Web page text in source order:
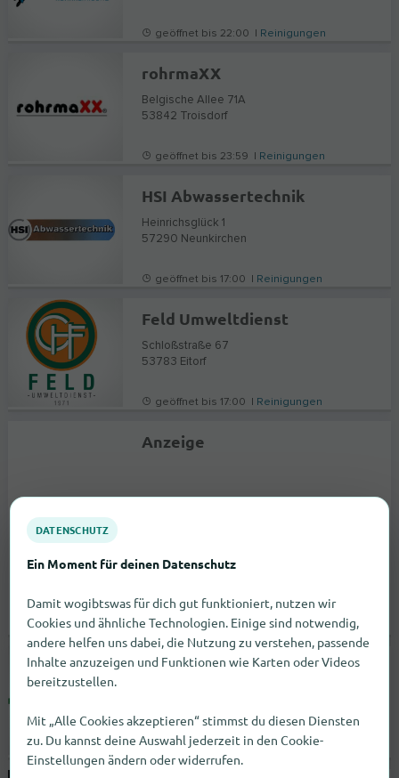
geöffnet bis 22:00 | Reinigungen
rohrmaXX
Belgische Allee 71A
53842 Troisdorf
geöffnet bis 23:59 | Reinigungen
HSI Abwassertechnik
Heinrichsglück 1
57290 Neunkirchen
geöffnet bis 17:00 | Reinigungen
Feld Umweltdienst
Schloßstraße 67
53783 Eitorf
geöffnet bis 17:00 | Reinigungen
Anzeige
RRKA Rohrreinigung Karlsruhe
geöffnet bis 00:00 |
DATENSCHUTZ
Ein Moment für deinen Datenschutz
Damit wogibtswas für dich gut funktioniert, nutzen wir
Cookies und ähnliche Technologien. Einige sind notwendig,
andere helfen uns dabei, die Nutzung zu verstehen, passende
Inhalte anzuzeigen und Funktionen wie Karten oder Videos
bereitzustellen.
Mit „Alle Cookies akzeptieren“ stimmst du diesen Diensten
zu. Du kannst deine Auswahl jederzeit in den Cookie-
Einstellungen ändern oder widerrufen.